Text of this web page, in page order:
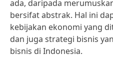
ada, daripada
bersifat abstrak. Hal ini
kebijakan ekonomi yang
dan juga strategi bisnis
bisnis di Indonesia.